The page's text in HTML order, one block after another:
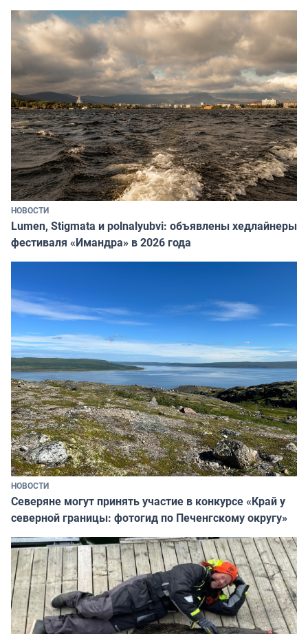
НОВОСТИ
Lumen, Stigmata и polnalyubvi: объявлены хедлайнеры
фестиваля «Имандра» в 2026 года
НОВОСТИ
Северяне могут принять участие в конкурсе «Край у
северной границы: фотогид по Печенгскому округу»